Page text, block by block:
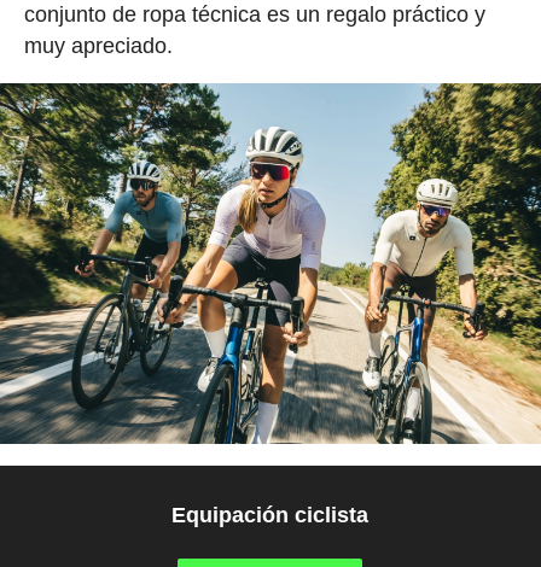
conjunto de ropa técnica es un regalo práctico y
muy apreciado.
Equipación ciclista